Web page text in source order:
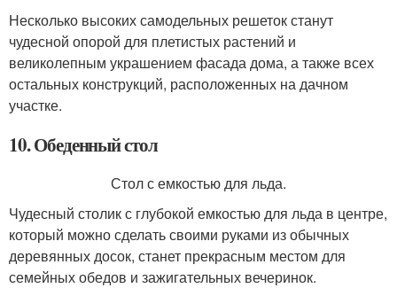
Несколько высоких самодельных решеток станут
чудесной опорой для плетистых растений и
великолепным украшением фасада дома, а также всех
остальных конструкций, расположенных на дачном
участке.
10. Обеденный стол
Стол с емкостью для льда.
Чудесный столик с глубокой емкостью для льда в центре,
который можно сделать своими руками из обычных
деревянных досок, станет прекрасным местом для
семейных обедов и зажигательных вечеринок.